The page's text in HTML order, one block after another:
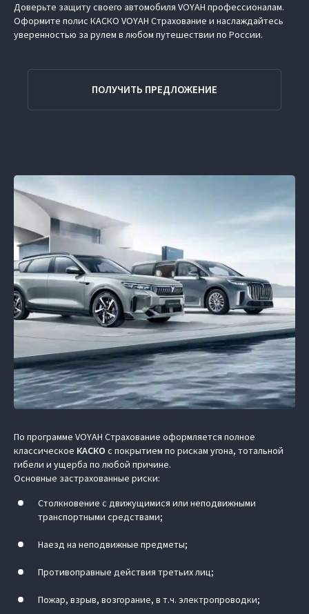
Доверьте защиту своего автомобиля VOYAH профессионалам.
Оформите полис КАСКО VOYAH Страхование и наслаждайтесь
уверенностью за рулем в любом путешествии по России.
ПОЛУЧИТЬ ПРЕДЛОЖЕНИЕ
По программе VOYAH Страхование оформляется полное
классическое КАСКО с покрытием по рискам угона, тотальной
гибели и ущерба по любой причине.
Основные застрахованные риски:
Столкновение с движущимися или неподвижными
транспортными средствами;
Наезд на неподвижные предметы;
Противоправные действия третьих лиц;
Пожар, взрыв, возгорание, в т.ч. электропроводки;